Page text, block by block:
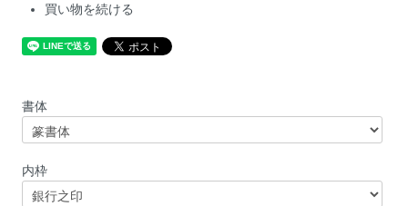
買い物を続ける
書体
内枠